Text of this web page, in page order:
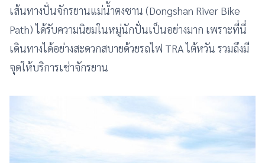
เส้นทางปั่นจักรยานแม่น้ำตงซาน (Dongshan River Bike
Path) ได้รับความนิยมในหมู่นักปั่นเป็นอย่างมาก เพราะที่นี่
เดินทางได้อย่างสะดวกสบายด้วยรถไฟ TRA ไต้หวัน รวมถึงมี
จุดให้บริการเช่าจักรยาน